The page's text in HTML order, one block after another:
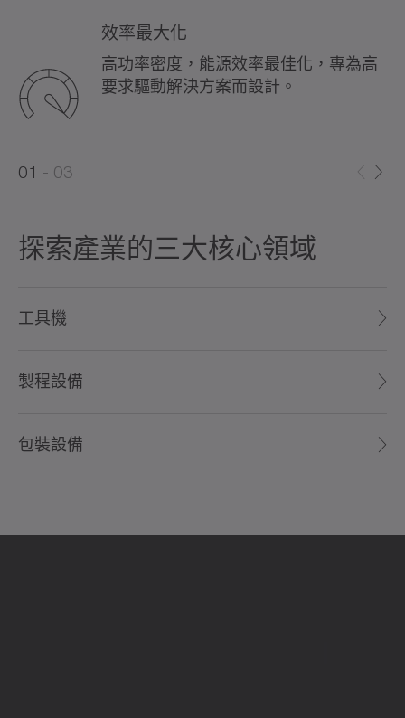
效率最大化
高功率密度，能源效率最佳化，專為高
要求驅動解決方案而設計。
01
03
探索產業的三大核心領域
工具機
製程設備
包裝設備